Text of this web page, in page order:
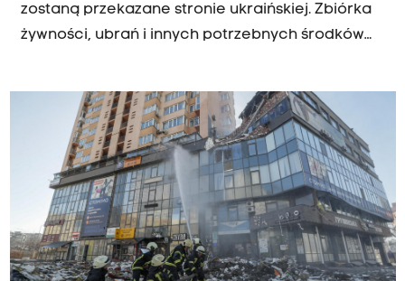
zostaną przekazane stronie ukraińskiej. Zbiórka
żywności, ubrań i innych potrzebnych środków